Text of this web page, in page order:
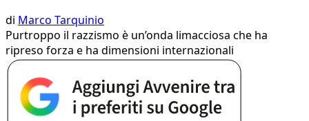
di Marco Tarquinio
Purtroppo il razzismo è un’onda limacciosa che ha
ripreso forza e ha dimensioni internazionali